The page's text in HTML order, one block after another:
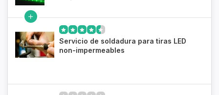
Servicio de soldadura para tiras LED
non-impermeables